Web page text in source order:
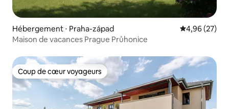
Hébergement ⋅ Praha-západ Évaluation
4,96 (27)
Maison de vacances Prague Průhonice
Coup de cœur voyageurs
Coup de cœur voyageurs